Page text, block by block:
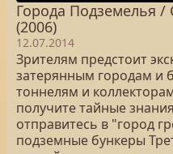
Города Подземелья /
(2006)
12.07.2014
Зрителям предстоит
затерянным городам и
тоннелям и
получите тайные
отправитесь в "город
подземные бункеры